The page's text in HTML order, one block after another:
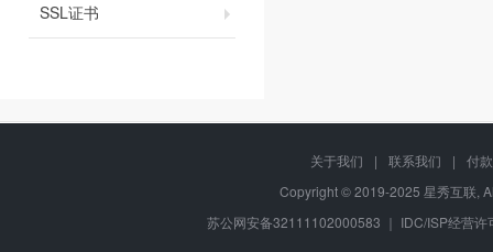
SSL证书
关于我们 | 联系我们 |
付
Copyright © 2019-2025 星秀互联,
苏公网安备32111102000583 ｜ IDC/ISP经营